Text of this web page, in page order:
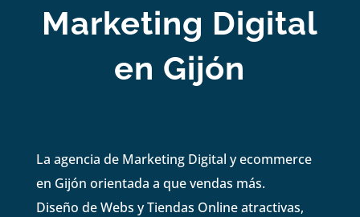
Marketing Digital
en Gijón
La agencia de Marketing Digital y ecommerce
en Gijón orientada a que vendas más.
Diseño de Webs y Tiendas Online atractivas,